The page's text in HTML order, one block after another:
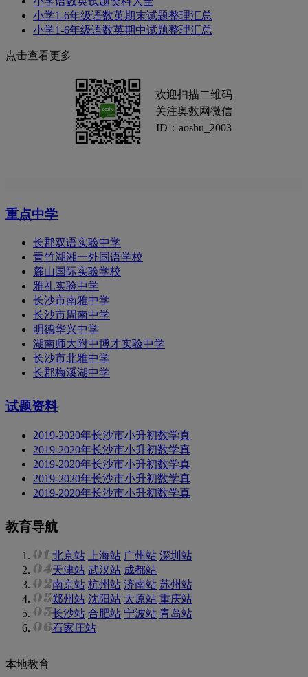
小学1-6年级语数英期末试题整理汇总
小学1-6年级语数英期中试题整理汇总
点击查看更多
欢迎扫描二维码
关注奥数网微信
ID：aoshu_2003
重点中学
长郡双语实验中学
青竹湖湘一外国语学校
麓山国际实验学校
雅礼实验中学
长沙市南雅中学
长沙市周南中学
明德华兴中学
湖南师大附中博才实验中学
长沙市北雅中学
长郡梅溪湖中学
试题资料
2019-2020年长沙市小升初数学真
2019-2020年长沙市小升初数学真
2019-2020年长沙市小升初数学真
2019-2020年长沙市小升初数学真
2019-2020年长沙市小升初数学真
教育导航
北京站 上海站 广州站 深圳站
天津站 武汉站 成都站
南京站 杭州站 济南站 苏州站
郑州站 沈阳站 太原站 重庆站
长沙站 合肥站 宁波站 青岛站
石家庄站
本地教育